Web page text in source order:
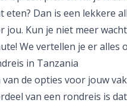
eten? Dan is een lekkere
jou. Kun je niet meer
We vertellen je er alles
in Tanzania
van de opties voor jouw
van een rondreis is